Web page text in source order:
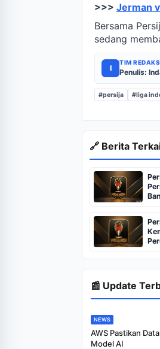
>>> Jerman
Bersama
sedang
I
TIM
Penulis:
#persija #liga
🔗 Berita
📰 Update
NEWS
AWS Pastikan
Model AI